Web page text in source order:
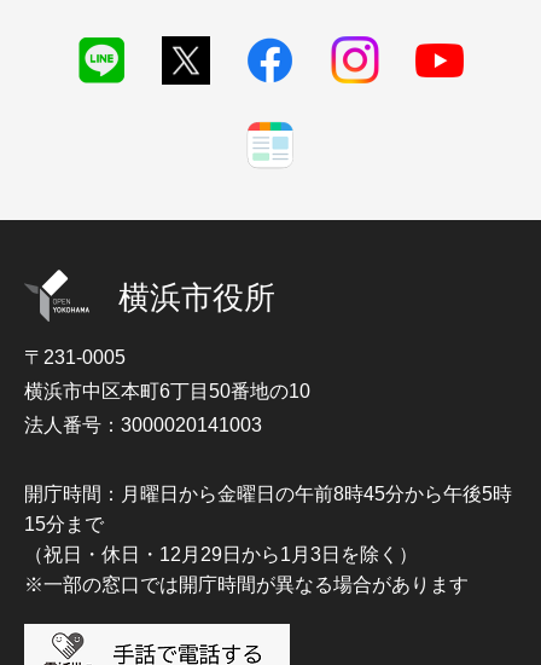
横浜市役所
〒231-0005
横浜市中区本町6丁目50番地の10
法人番号：3000020141003
開庁時間：月曜日から金曜日の午前8時45分から午後5時
15分まで
（祝日・休日・12月29日から1月3日を除く）
※一部の窓口では開庁時間が異なる場合があります